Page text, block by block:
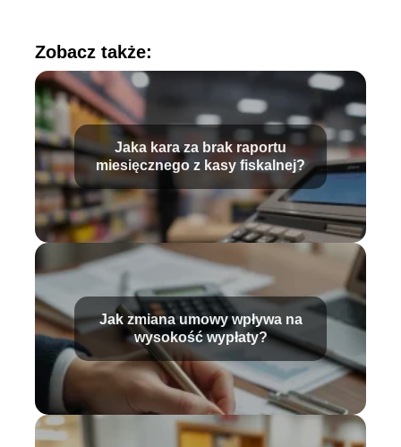
Zobacz także:
Jaka kara za brak raportu
miesięcznego z kasy fiskalnej?
Jak zmiana umowy wpływa na
wysokość wypłaty?